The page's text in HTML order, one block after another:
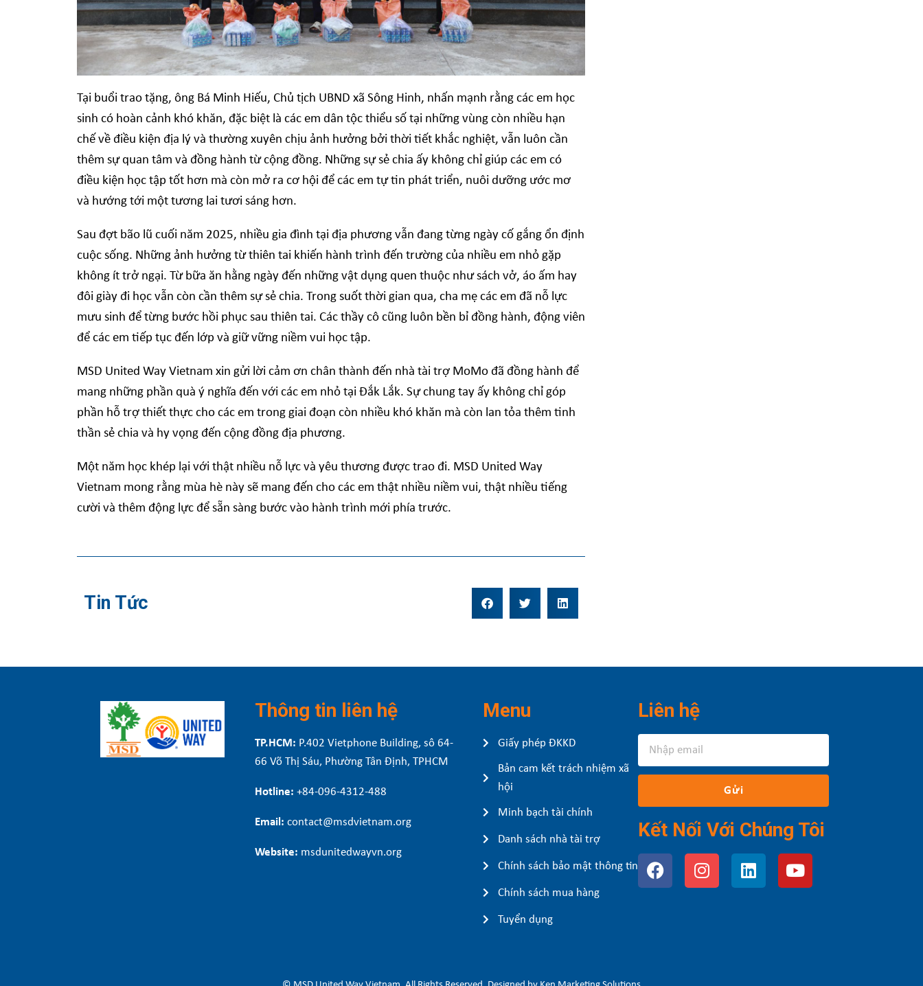
Tại buổi trao tặng, ông Bá Minh Hiếu, Chủ tịch UBND xã Sông Hinh, nhấn mạnh rằng các em học
sinh có hoàn cảnh khó khăn, đặc biệt là các em dân tộc thiểu số tại những vùng còn nhiều hạn
chế về điều kiện địa lý và thường xuyên chịu ảnh hưởng bởi thời tiết khắc nghiệt, vẫn luôn cần
thêm sự quan tâm và đồng hành từ cộng đồng. Những sự sẻ chia ấy không chỉ giúp các em có
điều kiện học tập tốt hơn mà còn mở ra cơ hội để các em tự tin phát triển, nuôi dưỡng ước mơ
và hướng tới một tương lai tươi sáng hơn.
Sau đợt bão lũ cuối năm 2025, nhiều gia đình tại địa phương vẫn đang từng ngày cố gắng ổn định
cuộc sống. Những ảnh hưởng từ thiên tai khiến hành trình đến trường của nhiều em nhỏ gặp
không ít trở ngại. Từ bữa ăn hằng ngày đến những vật dụng quen thuộc như sách vở, áo ấm hay
đôi giày đi học vẫn còn cần thêm sự sẻ chia. Trong suốt thời gian qua, cha mẹ các em đã nỗ lực
mưu sinh để từng bước hồi phục sau thiên tai. Các thầy cô cũng luôn bền bỉ đồng hành, động viên
để các em tiếp tục đến lớp và giữ vững niềm vui học tập.
MSD United Way Vietnam xin gửi lời cảm ơn chân thành đến nhà tài trợ MoMo đã đồng hành để
mang những phần quà ý nghĩa đến với các em nhỏ tại Đắk Lắk. Sự chung tay ấy không chỉ góp
phần hỗ trợ thiết thực cho các em trong giai đoạn còn nhiều khó khăn mà còn lan tỏa thêm tinh
thần sẻ chia và hy vọng đến cộng đồng địa phương.
Một năm học khép lại với thật nhiều nỗ lực và yêu thương được trao đi. MSD United Way
Vietnam mong rằng mùa hè này sẽ mang đến cho các em thật nhiều niềm vui, thật nhiều tiếng
cười và thêm động lực để sẵn sàng bước vào hành trình mới phía trước.
Tin Tức
Thông tin liên hệ
TP.HCM: P.402 Vietphone Building, sô 64-
66 Võ Thị Sáu, Phường Tân Định, TPHCM
Hotline: +84-096-4312-488
Email: contact@msdvietnam.org
Website: msdunitedwayvn.org
Menu
Giấy phép ĐKKD
Bản cam kết trách nhiệm xã
hội
Minh bạch tài chính
Danh sách nhà tài trợ
Chính sách bảo mật thông tin
Chính sách mua hàng
Tuyển dụng
Liên hệ
Gửi
Kết Nối Với Chúng Tôi